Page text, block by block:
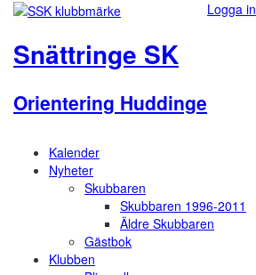
Logga in
Snättringe SK
Orientering Huddinge
Kalender
Nyheter
Skubbaren
Skubbaren 1996-2011
Äldre Skubbaren
Gästbok
Klubben